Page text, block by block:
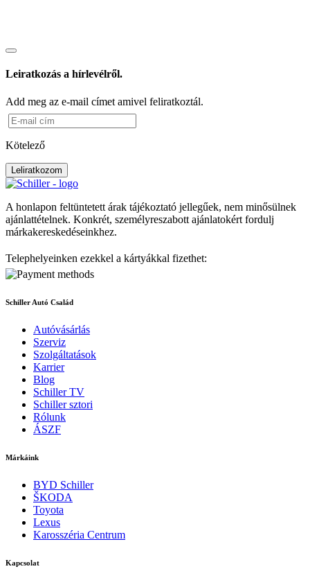
Leiratkozás a hírlevélről.
Add meg az e-mail címet amivel feliratkoztál.
Kötelező
Leliratkozom
A honlapon feltüntetett árak tájékoztató jellegűek, nem minősülnek
ajánlattételnek. Konkrét, személyreszabott ajánlatokért fordulj
márkakereskedéseinkhez.
Telephelyeinken ezekkel a kártyákkal fizethet:
Schiller Autó Család
Autóvásárlás
Szerviz
Szolgáltatások
Karrier
Blog
Schiller TV
Schiller sztori
Rólunk
ÁSZF
Márkáink
BYD Schiller
ŠKODA
Toyota
Lexus
Karosszéria Centrum
Kapcsolat